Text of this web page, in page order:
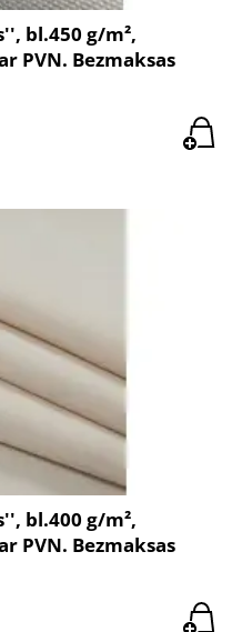
bl.450 g/m²,
PVN. Bezmaksas
bl.400 g/m²,
PVN. Bezmaksas